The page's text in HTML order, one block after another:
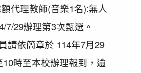
代理教師(音樂1名):無人
7/29辦理第3次甄選。
請依簡章於 114年7月29
10時至本校辦理報到，逾